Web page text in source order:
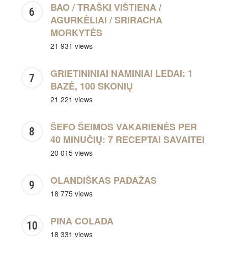
BAO / TRAŠKI VIŠTIENA /
AGURKĖLIAI / SRIRACHA
MORKYTĖS
21 931 views
GRIETININIAI NAMINIAI LEDAI: 1
BAZĖ, 100 SKONIŲ
21 221 views
ŠEFO ŠEIMOS VAKARIENĖS PER
40 MINUČIŲ: 7 RECEPTAI SAVAITEI
20 015 views
OLANDIŠKAS PADAŽAS
18 775 views
PINA COLADA
18 331 views